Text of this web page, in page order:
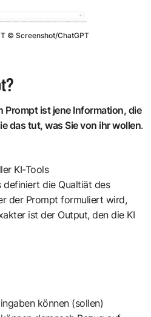
© Screenshot/ChatGPT
Prompt ist jene Information, die
das tut, was Sie von ihr wollen.
KI-Tools
definiert die Qualtiät des
der Prompt formuliert wird,
ist der Output, den die KI
können (sollen)